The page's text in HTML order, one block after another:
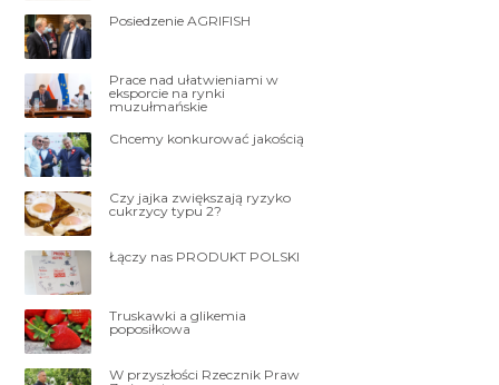
Posiedzenie AGRIFISH
Prace nad ułatwieniami w
eksporcie na rynki
muzułmańskie
Chcemy konkurować jakością
Czy jajka zwiększają ryzyko
cukrzycy typu 2?
Łączy nas PRODUKT POLSKI
Truskawki a glikemia
poposiłkowa
W przyszłości Rzecznik Praw